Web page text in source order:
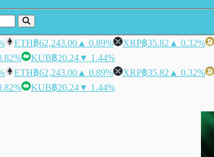
ETH฿62,243.00 ▲ 0.89% XRP฿35.82 ▲ 0.32%
KUB฿20.24▼ 1.44%
ETH฿62,243.00 ▲ 0.89% XRP฿35.82 ▲ 0.32%
KUB฿20.24▼ 1.44%